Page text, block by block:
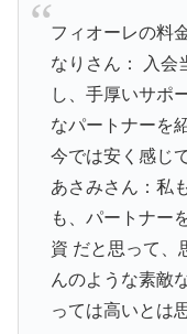
フィオーレの料
なりさん： 入会
し、手厚いサポ
なパートナーを
今では安く感じ
あさみさん：私
も、パートナー
資 だと思って、
んのような素敵
っては高いとは